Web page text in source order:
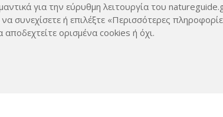
ΙΔΈΕΣ ΓΙΑ
για την εύρυθμη λειτουργία του
συνεχίσετε ή επιλέξτε «Περισσότερες
ορισμένα cookies ή όχι.